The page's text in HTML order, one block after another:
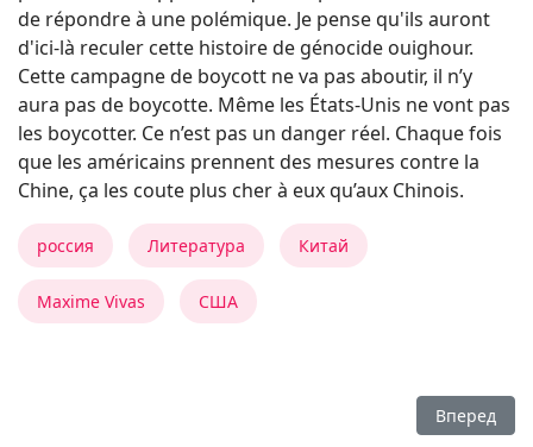
de répondre à une polémique. Je pense qu'ils auront
d'ici-là reculer cette histoire de génocide ouighour.
Cette campagne de boycott ne va pas aboutir, il n’y
aura pas de boycotte. Même les États-Unis ne vont pas
les boycotter. Ce n’est pas un danger réel. Chaque fois
que les américains prennent des mesures contre la
Chine, ça les coute plus cher à eux qu’aux Chinois.
россия Литература Китай
Maxime Vivas США
Вперед